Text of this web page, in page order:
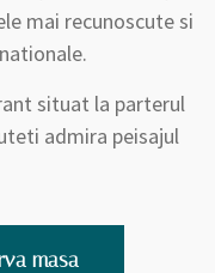
mai recunoscute si
situat la parterul
admira peisajul
masa